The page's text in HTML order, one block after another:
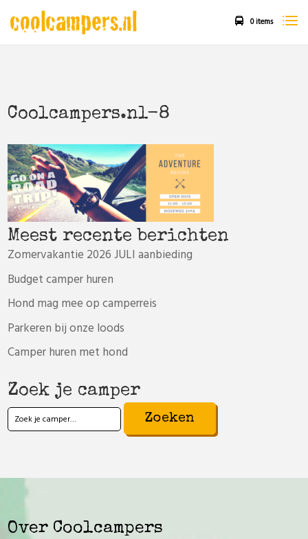
0 items
Coolcampers.nl-8
Meest recente berichten
Zomervakantie 2026 JULI aanbieding
Budget camper huren
Hond mag mee op camperreis
Parkeren bij onze loods
Camper huren met hond
Zoek je camper
Zoeken
naar:
Over Coolcampers